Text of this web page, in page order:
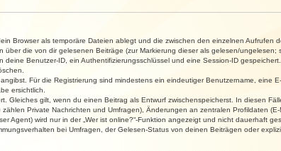
Browser als temporäre Dateien ablegt und die zwischen den einzelnen Aufrufen
die von dir gelesenen Beiträge (zur Markierung dieser als gelesen/ungelesen;
Benutzer-ID, ein Authentifizierungsschlüssel und eine Session-ID
Für die Registrierung sind mindestens ein eindeutiger Benutzername, eine
ersichtlich.
gilt, wenn du einen Beitrag als Entwurf zwischenspeicherst. In diesen
Private Nachrichten und Umfragen), Änderungen an zentralen Profildaten
Agent) wird nur in der „Wer ist online?“-Funktion angezeigt und nicht dauerhaft
bei Umfragen, der Gelesen-Status von deinen Beiträgen oder